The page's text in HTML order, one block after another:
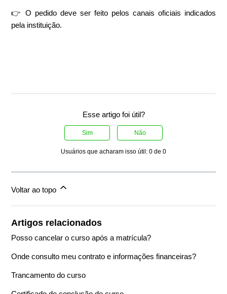
👉 O pedido deve ser feito pelos canais oficiais indicados
pela instituição.
Esse artigo foi útil?
Sim Não
Usuários que acharam isso útil: 0 de 0
Voltar ao topo
Artigos relacionados
Posso cancelar o curso após a matrícula?
Onde consulto meu contrato e informações financeiras?
Trancamento do curso